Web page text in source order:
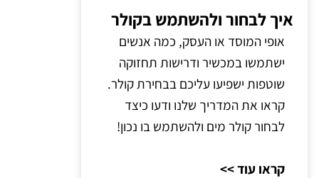
איך לבחור ולהשתמש בקולר
אופי המוסד או העסק, כמה אנשים
ישתמשו במכשיר ודרישות תחזוקה
שוטפות ישפיעו עליכם בבחירת קולר.
קראו את המדריך שלנו ודעו כיצד
לבחור קולר מים ולהשתמש בו נכון!
קראו עוד >>